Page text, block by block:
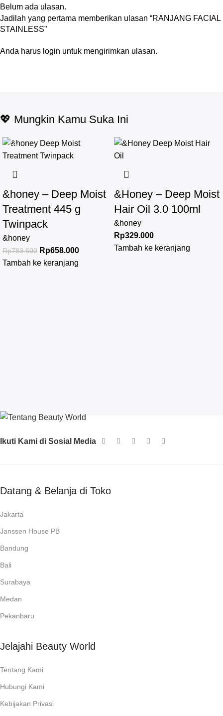
Belum ada ulasan.
Jadilah yang pertama memberikan ulasan “RANJANG FACIAL
STAINLESS”
Anda harus login untuk mengirimkan ulasan.
💖 Mungkin Kamu Suka Ini
-17%
&honey – Deep Moist
Treatment 445 g
Twinpack
&honey
Rp789.600 Rp658.000
Tambah ke keranjang
&Honey – Deep Moist
Hair Oil 3.0 100ml
&honey
Rp329.000
Tambah ke keranjang
Ikuti Kami di Sosial Media
Datang & Belanja di Toko
Jakarta
Janssen House PB
Bandung
Bali
Surabaya
Medan
Pekanbaru
Jelajahi Beauty World
Tentang Kami
Hubungi Kami
Kebijakan Privasi